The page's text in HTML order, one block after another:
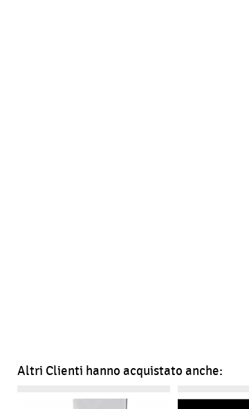
Altri Clienti hanno acquistato anche: